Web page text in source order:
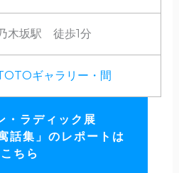
木坂駅 徒歩1分
ギャラリー・間
・ラディック展
話集」のレポートは
こちら